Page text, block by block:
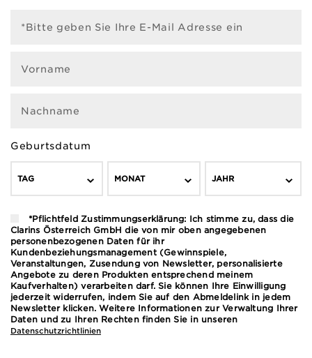
*Bitte geben Sie Ihre E-Mail Adresse ein
Vorname
Nachname
Geburtsdatum
TAG MONAT JAHR
*Pflichtfeld Zustimmungserklärung: Ich stimme zu, dass die
Clarins Österreich GmbH die von mir oben angegebenen
personenbezogenen Daten für ihr
Kundenbeziehungsmanagement (Gewinnspiele,
Veranstaltungen, Zusendung von Newsletter, personalisierte
Angebote zu deren Produkten entsprechend meinem
Kaufverhalten) verarbeiten darf. Sie können Ihre Einwilligung
jederzeit widerrufen, indem Sie auf den Abmeldelink in jedem
Newsletter klicken. Weitere Informationen zur Verwaltung Ihrer
Daten und zu Ihren Rechten finden Sie in unseren
Datenschutzrichtlinien